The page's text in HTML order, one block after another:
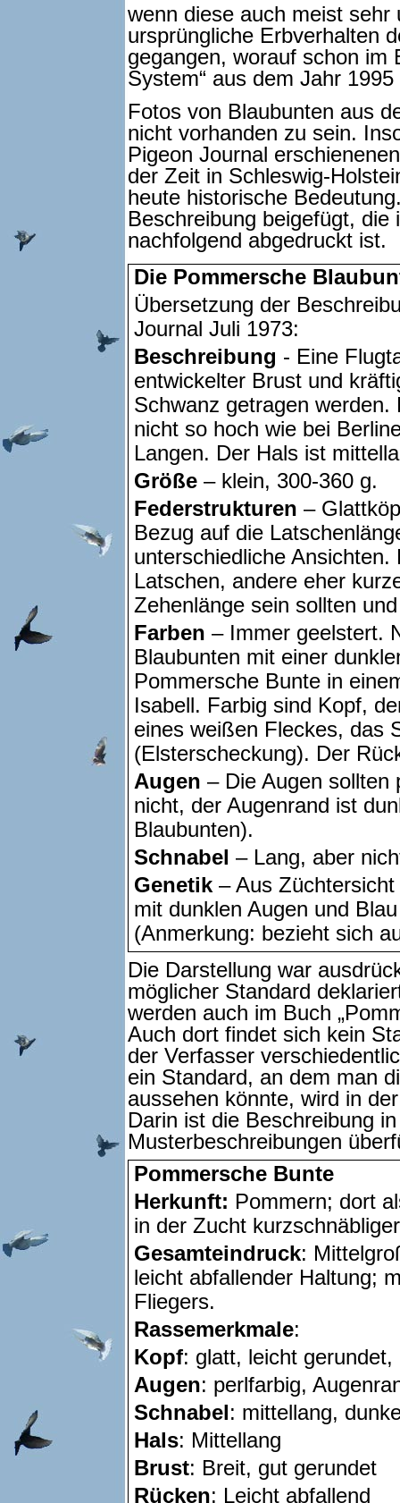
wenn diese auch meist
ursprüngliche Erbverhalten
gegangen, worauf schon im
System“ aus dem Jahr
Fotos von Blaubunten aus
nicht vorhanden zu sein.
Pigeon Journal
der Zeit in Schleswig-
heute historische
Beschreibung beigefügt,
nachfolgend abgedruckt ist.
Die Pommersche
Übersetzung der
Journal Juli 1973:
Beschreibung - Eine
entwickelter Brust und
Schwanz getragen
nicht so hoch wie bei
Langen. Der Hals ist
Größe– klein, 300-360 g.
Federstrukturen –
Bezug auf die
unterschiedliche
Latschen, andere eher
Zehenlänge sein sollten
Farben – Immer geelstert.
Blaubunten mit einer
Pommersche Bunte in
Isabell. Farbig sind Kopf,
eines weißen Fleckes, das
(Elsterscheckung). Der
Augen – Die Augen sollten
nicht, der Augenrand ist
Blaubunten).
Schnabel – Lang, aber
Genetik– Aus Züchtersicht
mit dunklen Augen und
(Anmerkung: bezieht sich
Die Darstellung war
möglicher Standard
werden auch im Buch
Auch dort findet sich kein
der Verfasser
ein Standard, an dem man
aussehen könnte, wird in
Darin ist die Beschreibung
Musterbeschreibungen
Pommersche Bunte
Herkunft: Pommern; dort
in der Zucht
Gesamteindruck:
leicht abfallender Haltung;
Fliegers.
Rassemerkmale:
Kopf: glatt, leicht
Augen: perlfarbig,
Schnabel: mittellang,
Hals: Mittellang
Brust: Breit, gut gerundet
Rücken: Leicht abfallend